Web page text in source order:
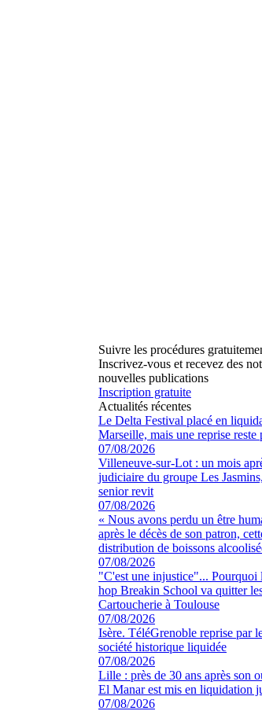
Suivre les procédures
Inscrivez-vous et recevez des
nouvelles publications
Inscription gratuite
Actualités récentes
Le Delta Festival placé en
Marseille, mais une reprise reste
07/08/2026
Villeneuve-sur-Lot : un mois
judiciaire du groupe Les
senior revit
07/08/2026
« Nous avons perdu un être
après le décès de son patron,
distribution de boissons
07/08/2026
"C'est une injustice"... Pourquoi
hop Breakin School va quitter
Cartoucherie à Toulouse
07/08/2026
Isère. TéléGrenoble reprise par
société historique liquidée
07/08/2026
Lille : près de 30 ans après son
El Manar est mis en liquidation
07/08/2026